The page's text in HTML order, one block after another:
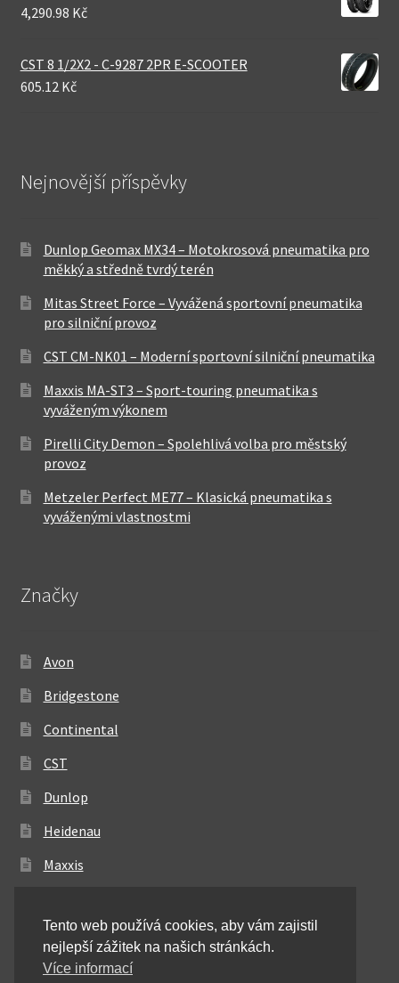
4,290.98 Kč
CST 8 1/2X2 - C-9287 2PR E-SCOOTER
605.12 Kč
Nejnovější příspěvky
Dunlop Geomax MX34 – Motokrosová pneumatika pro
měkký a středně tvrdý terén
Mitas Street Force – Vyvážená sportovní pneumatika
pro silniční provoz
CST CM-NK01 – Moderní sportovní silniční pneumatika
Maxxis MA-ST3 – Sport-touring pneumatika s
vyváženým výkonem
Pirelli City Demon – Spolehlivá volba pro městský
provoz
Metzeler Perfect ME77 – Klasická pneumatika s
vyváženými vlastnostmi
Značky
Avon
Bridgestone
Continental
CST
Dunlop
Heidenau
Maxxis
Michelin
Mitas
Tento web používá cookies, aby vám zajistil
nejlepší zážitek na našich stránkách.
Více informací